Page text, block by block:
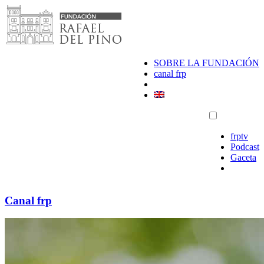
Saltar
al
contenido
SOBRE LA FUNDACIÓN
canal frp
frptv
Podcast
Gaceta
Canal frp